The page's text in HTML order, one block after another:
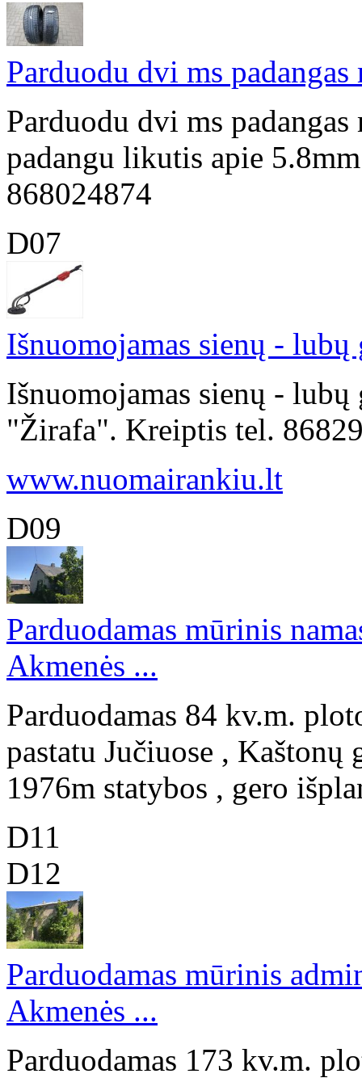
Parduodu dvi ms
Parduodu dvi ms
padangu likutis apie
868024874
D07
Išnuomojamas sienų -
Išnuomojamas sienų -
"Žirafa". Kreiptis tel.
www.nuomairankiu.lt
D09
Parduodamas mūrinis
Akmenės ...
Parduodamas 84 kv.m.
pastatu Jučiuose , Kaštonų
1976m statybos , gero
D11
D12
Parduodamas mūrinis
Akmenės ...
Parduodamas 173 kv.m.